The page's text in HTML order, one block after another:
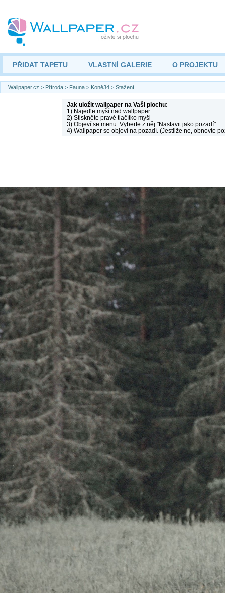
PŘIDAT TAPETU VLASTNÍ GALERIE O PROJEKTU
Wallpaper.cz > Příroda > Fauna > Koně34 > Stažení
Jak uložit wallpaper na Vaši plochu:
1) Najeďte myší nad wallpaper
2) Stiskněte pravé tlačítko myši
3) Objeví se menu. Vyberte z něj "Nastavit jako pozadí"
4) Wallpaper se objeví na pozadí. (Jestliže ne, obnovte